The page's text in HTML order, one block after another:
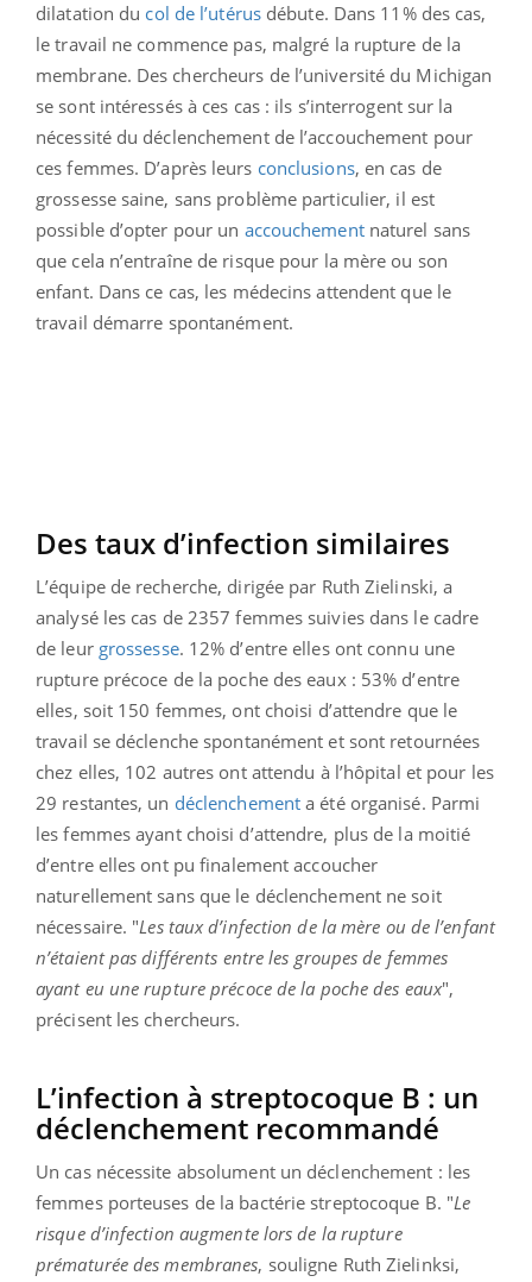
dilatation du col de l’utérusdébute. Dans 11% des cas,
le travail ne commence pas, malgré la rupture de la
membrane. Des chercheurs de l’université du Michigan
se sont intéressés à ces cas : ils s’interrogent sur la
nécessité du déclenchement de l’accouchement pour
ces femmes. D’après leurs conclusions, en cas de
grossesse saine, sans problème particulier, il est
possible d’opter pour un accouchementnaturel sans
que cela n’entraîne de risque pour la mère ou son
enfant. Dans ce cas, les médecins attendent que le
travail démarre spontanément.
Des taux d’infection similaires
L’équipe de recherche, dirigée par Ruth Zielinski, a
analysé les cas de 2357 femmes suivies dans le cadre
de leur grossesse. 12% d’entre elles ont connu une
rupture précoce de la poche des eaux : 53% d’entre
elles, soit 150 femmes, ont choisi d’attendre que le
travail se déclenche spontanément et sont retournées
chez elles, 102 autres ont attendu à l’hôpital et pour les
29 restantes, un déclenchement a été organisé. Parmi
les femmes ayant choisi d’attendre, plus de la moitié
d’entre elles ont pu finalement accoucher
naturellement sans que le déclenchement ne soit
nécessaire. "Les taux d’infection de la mère ou de l’enfant
n’étaient pas différents entre les groupes de femmes
ayant eu une rupture précoce de la poche des eaux",
précisent les chercheurs.
L’infection à streptocoque B : un
déclenchement recommandé
Un cas nécessite absolument un déclenchement : les
femmes porteuses de la bactérie streptocoque B. "Le
risque d’infection augmente lors de la rupture
prématurée des membranes, souligne Ruth Zielinksi,